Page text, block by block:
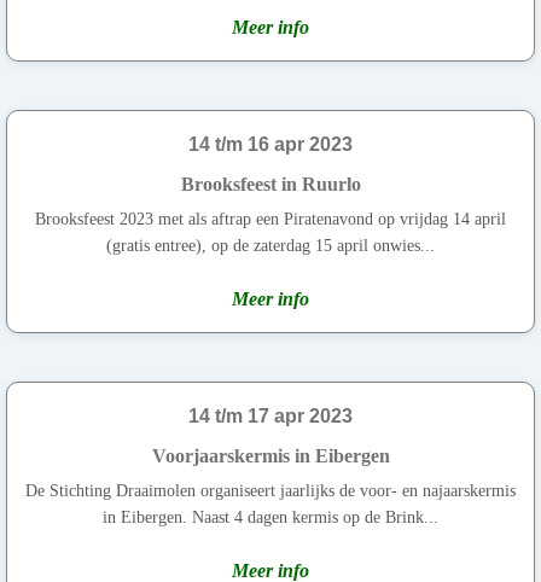
Meer info
14 t/m 16 apr 2023
Brooksfeest in Ruurlo
Brooksfeest 2023 met als aftrap een Piratenavond op vrijdag 14 april
(gratis entree), op de zaterdag 15 april onwies...
Meer info
14 t/m 17 apr 2023
Voorjaarskermis in Eibergen
De Stichting Draaimolen organiseert jaarlijks de voor- en najaarskermis
in Eibergen. Naast 4 dagen kermis op de Brink...
Meer info